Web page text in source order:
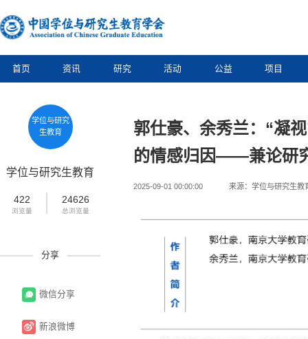
首页 资讯 研究 活动 公益 项目
学位与研究
生教育
学位与研究生教育
422
浏览量
24626
总浏览量
分享
微信分享
新浪微博
郭仕豪、余秀兰：“凝
的情感归因——兼论研
2025-09-01 00:00:00 来源：学位与研究生教